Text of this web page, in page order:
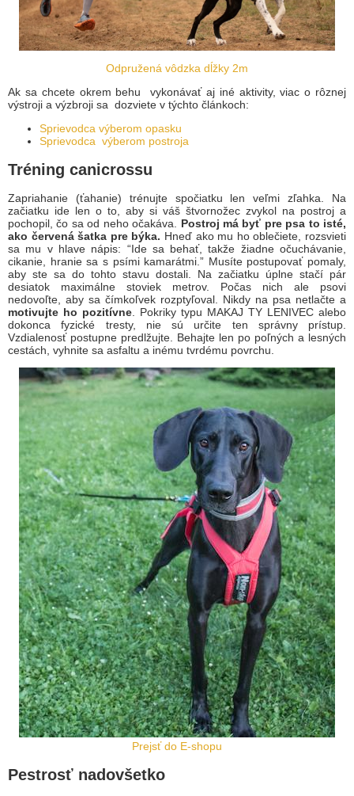
Odpružená vôdzka dĺžky 2m
Ak sa chcete okrem behu vykonávať aj iné aktivity, viac o rôznej
výstroji a výzbroji sa dozviete v týchto článkoch:
Sprievodca výberom opasku
Sprievodca výberom postroja
Tréning canicrossu
Zapriahanie (ťahanie) trénujte spočiatku len veľmi zľahka. Na
začiatku ide len o to, aby si váš štvornožec zvykol na postroj a
pochopil, čo sa od neho očakáva. Postroj má byť pre psa to isté,
ako červená šatka pre býka. Hneď ako mu ho oblečiete, rozsvieti
sa mu v hlave nápis: “Ide sa behať, takže žiadne očuchávanie,
cikanie, hranie sa s psími kamarátmi.” Musíte postupovať pomaly,
aby ste sa do tohto stavu dostali. Na začiatku úplne stačí pár
desiatok maximálne stoviek metrov. Počas nich ale psovi
nedovoľte, aby sa čímkoľvek rozptyľoval. Nikdy na psa netlačte a
motivujte ho pozitívne . Pokriky typu MAKAJ TY LENIVEC alebo
dokonca fyzické tresty, nie sú určite ten správny prístup.
Vzdialenosť postupne predlžujte. Behajte len po poľných a lesných
cestách, vyhnite sa asfaltu a inému tvrdému povrchu.
Prejsť do E-shopu
Pestrosť nadovšetko